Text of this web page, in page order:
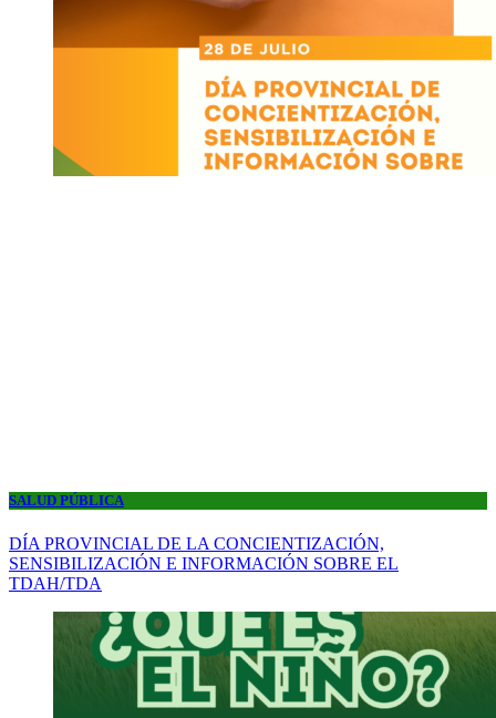
SALUD PÚBLICA
DÍA PROVINCIAL DE LA CONCIENTIZACIÓN,
SENSIBILIZACIÓN E INFORMACIÓN SOBRE EL
TDAH/TDA